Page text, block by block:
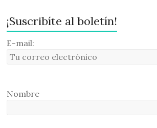
¡Suscribíte al boletín!
E-mail:
Nombre